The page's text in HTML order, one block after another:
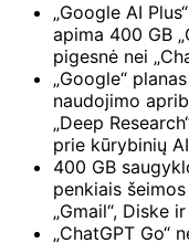
„Google AI
apima 400 GB
pigesnė nei
„Google“
naudojimo
„Deep
prie kūrybinių
400 GB
penkiais
„Gmail“, Diske
„ChatGPT Go“